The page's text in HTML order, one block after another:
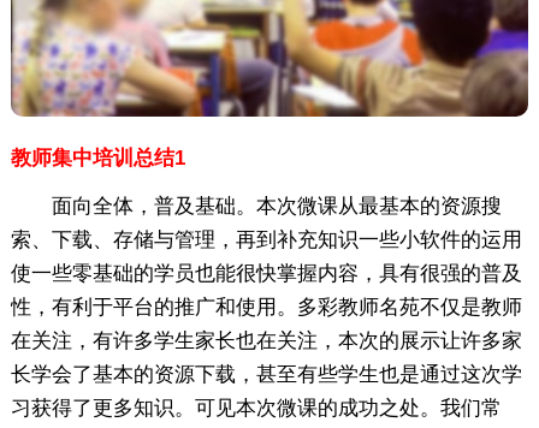
教师集中培训总结1
面向全体，普及基础。本次微课从最基本的资源搜
索、下载、存储与管理，再到补充知识一些小软件的运用
使一些零基础的学员也能很快掌握内容，具有很强的普及
性，有利于平台的推广和使用。多彩教师名苑不仅是教师
在关注，有许多学生家长也在关注，本次的展示让许多家
长学会了基本的资源下载，甚至有些学生也是通过这次学
习获得了更多知识。可见本次微课的成功之处。我们常